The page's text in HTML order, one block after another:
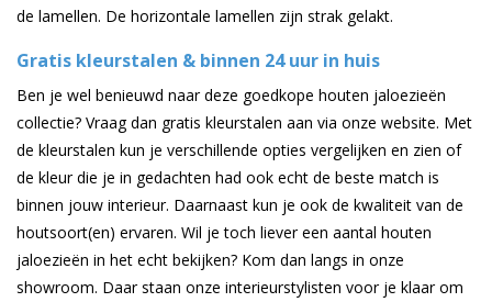
de lamellen. De horizontale lamellen zijn strak gelakt.
Gratis kleurstalen & binnen 24 uur in huis
Ben je wel benieuwd naar deze goedkope houten jaloezieën
collectie? Vraag dan gratis kleurstalen aan via onze website. Met
de kleurstalen kun je verschillende opties vergelijken en zien of
de kleur die je in gedachten had ook echt de beste match is
binnen jouw interieur. Daarnaast kun je ook de kwaliteit van de
houtsoort(en) ervaren. Wil je toch liever een aantal houten
jaloezieën in het echt bekijken? Kom dan langs in onze
showroom. Daar staan onze interieurstylisten voor je klaar om